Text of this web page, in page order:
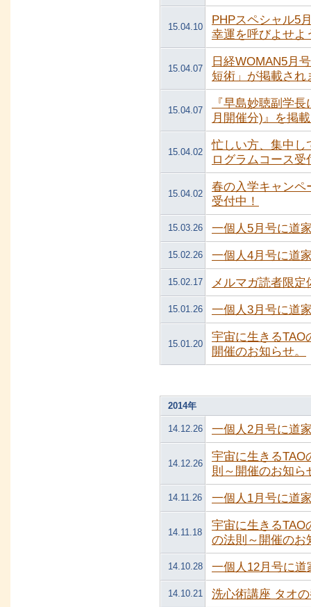
15.04.10
PHPスペシャル5
幸運を呼びよせよ
15.04.07
日経WOMAN5月
短術」が掲載され
15.04.07
『早島妙聴副学
月開催分)』を掲
15.04.02
忙しい方、集中し
ログラムコース受
15.04.02
春の入学キャンペ
受付中！
15.03.26 一個人5月号に道
15.02.26 一個人4月号に道
15.02.17 メルマガ読者限
15.01.26 一個人3月号に道
15.01.20
宇宙に生きるTAO
開催のお知らせ。
2014年
14.12.26 一個人2月号に道
14.12.26
宇宙に生きるTAO
則～開催のお知ら
14.11.26 一個人1月号に道
14.11.18
宇宙に生きるTAO
の法則～開催のお
14.10.28 一個人12月号に
14.10.21 洗心術講座 タオ